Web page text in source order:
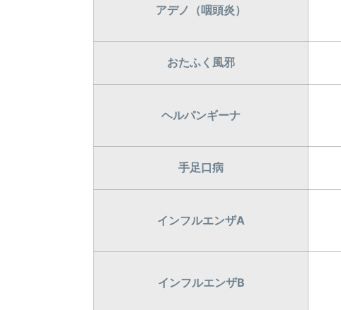
アデノ（咽頭炎）
おたふく風邪
ヘルパンギーナ
手足口病
インフルエンザA
インフルエンザB